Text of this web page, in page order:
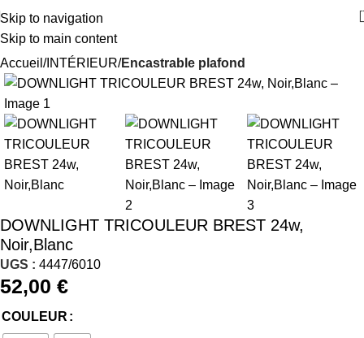
Skip to navigation
Skip to main content
Accueil INTÉRIEUR Encastrable plafond
DOWNLIGHT TRICOULEUR BREST 24w,
Noir,Blanc
UGS : 4447/6010
52,00 €
COULEUR